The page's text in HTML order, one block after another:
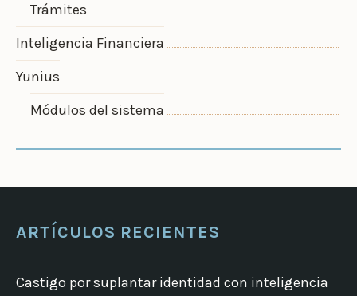
Trámites
Inteligencia Financiera
Yunius
Módulos del sistema
ARTÍCULOS RECIENTES
Castigo por suplantar identidad con inteligencia